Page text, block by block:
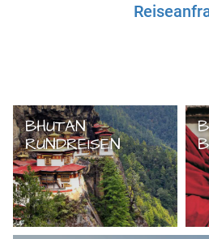
BHUTAN
RUNDREISEN